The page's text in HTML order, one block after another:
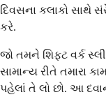
દિવસના કલાકો સાથે
કરે.
જો તમને શિફ્ટ વર્ક
સામાન્ય રીતે તમારા
પહેલાં તે લો છો. આ